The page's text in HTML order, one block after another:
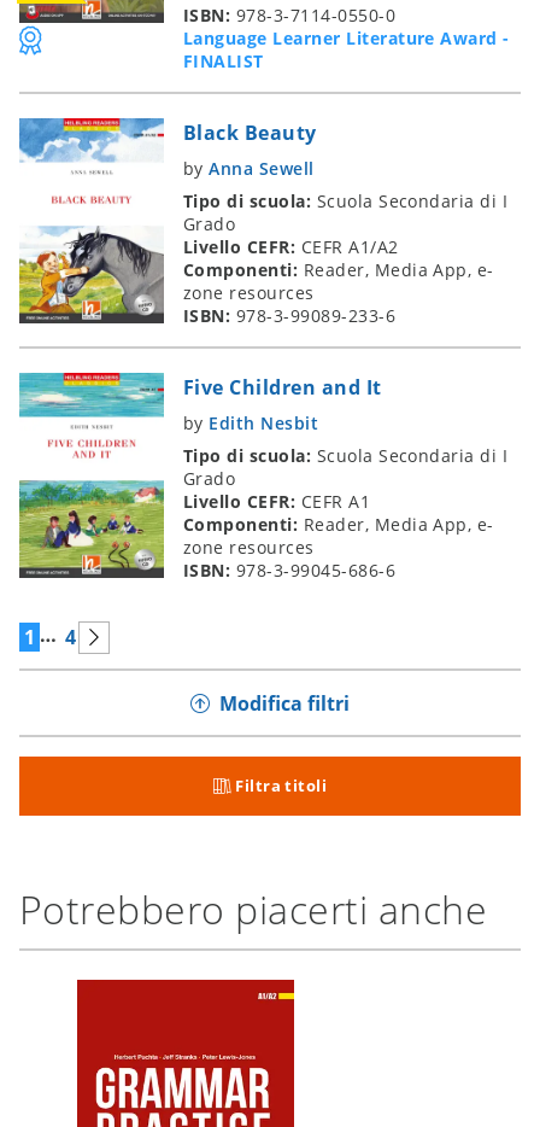
ISBN: 978-3-7114-0550-0
Language Learner Literature Award -
FINALIST
Black Beauty
byAnna Sewell
Tipo di scuola: Scuola Secondaria di I
Grado
Livello CEFR: CEFR A1/A2
Componenti: Reader, Media App, e-
zone resources
ISBN: 978-3-99089-233-6
Five Children and It
by Edith Nesbit
Tipo di scuola: Scuola Secondaria di I
Grado
Livello CEFR: CEFR A1
Componenti: Reader, Media App, e-
zone resources
ISBN: 978-3-99045-686-6
1 … 4
Modifica filtri
Filtra titoli
Potrebbero piacerti anche